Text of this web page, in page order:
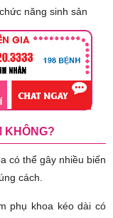
năng sinh sản
KHÔNG?
có thể gây nhiều biến
cách.
phụ khoa kéo dài có